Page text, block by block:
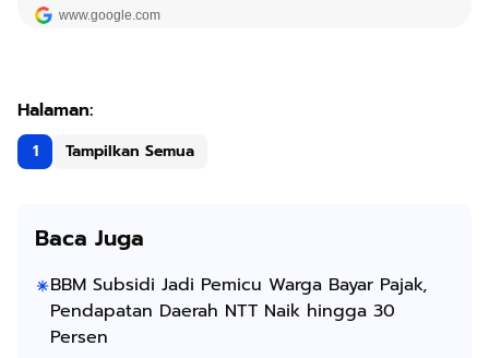
1 Tampilkan Semua
Baca Juga
BBM Subsidi Jadi Pemicu Warga Bayar Pajak,
Pendapatan Daerah NTT Naik hingga 30
Persen